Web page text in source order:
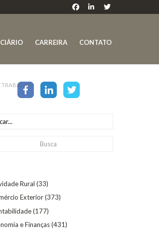
CARREIRA CONTATO
Rural (33)
Exterior(373)
(177)
e Finanças(431)
TRABALHO